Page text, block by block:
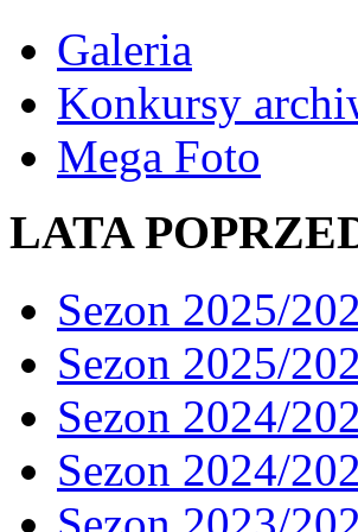
Galeria
Konkursy
Mega Foto
LATA
Sezon 2025/
Sezon 2025/
Sezon 2024/
Sezon 2024/